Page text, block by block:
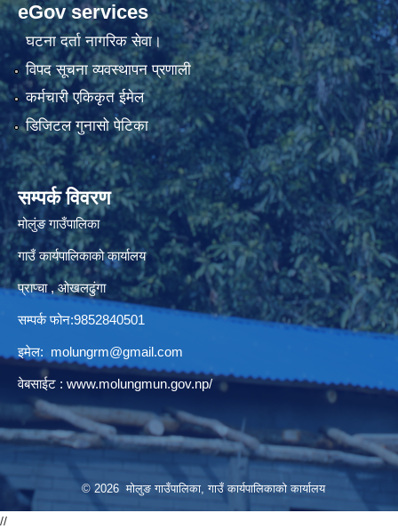
eGov services
घटना दर्ता नागरिक सेवा।
विपद सूचना व्यवस्थापन प्रणाली
कर्मचारी एकिकृत ईमेल
डिजिटल गुनासो पेटिका
सम्पर्क विवरण
मोलुंङ गाउँपालिका
गाउँ कार्यपालिकाको कार्यालय
प्राप्चा , ओखलढुंगा
सम्पर्क फोन:9852840501
इमेल: molungrm@gmail.com
वेबसाईट : www.molungmun.gov.np/
© 2026 मोलुङ गाउँपालिका, गाउँ कार्यपालिकाको कार्यालय
//